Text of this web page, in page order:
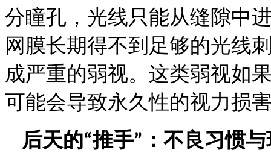
分瞳孔，光线只能从缝隙中
网膜长期得不到足够的光线
成严重的弱视。这类弱视如
可能会导致永久性的视力损
后天的“推手” ：不良习惯